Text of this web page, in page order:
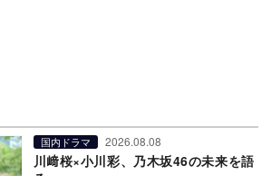
国内ドラマ 2026.08.08
川﨑桜×小川彩、乃木坂46の未来を語